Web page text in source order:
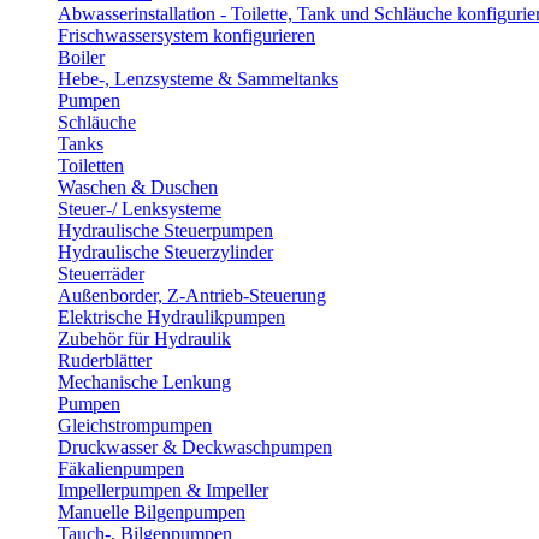
Abwasserinstallation - Toilette, Tank und Schläuche
Frischwassersystem konfigurieren
Boiler
Hebe-, Lenzsysteme & Sammeltanks
Pumpen
Schläuche
Tanks
Toiletten
Waschen & Duschen
Steuer-/ Lenksysteme
Hydraulische Steuerpumpen
Hydraulische Steuerzylinder
Steuerräder
Außenborder, Z-Antrieb-Steuerung
Elektrische Hydraulikpumpen
Zubehör für Hydraulik
Ruderblätter
Mechanische Lenkung
Pumpen
Gleichstrompumpen
Druckwasser & Deckwaschpumpen
Fäkalienpumpen
Impellerpumpen & Impeller
Manuelle Bilgenpumpen
Tauch-, Bilgenpumpen